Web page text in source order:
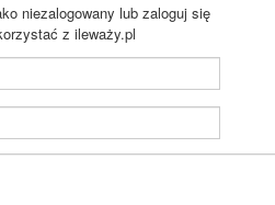
niezalogowany lub zaloguj się
z ileważy.pl